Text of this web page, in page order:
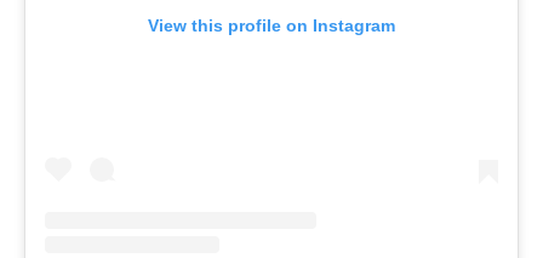
View this profile on Instagram